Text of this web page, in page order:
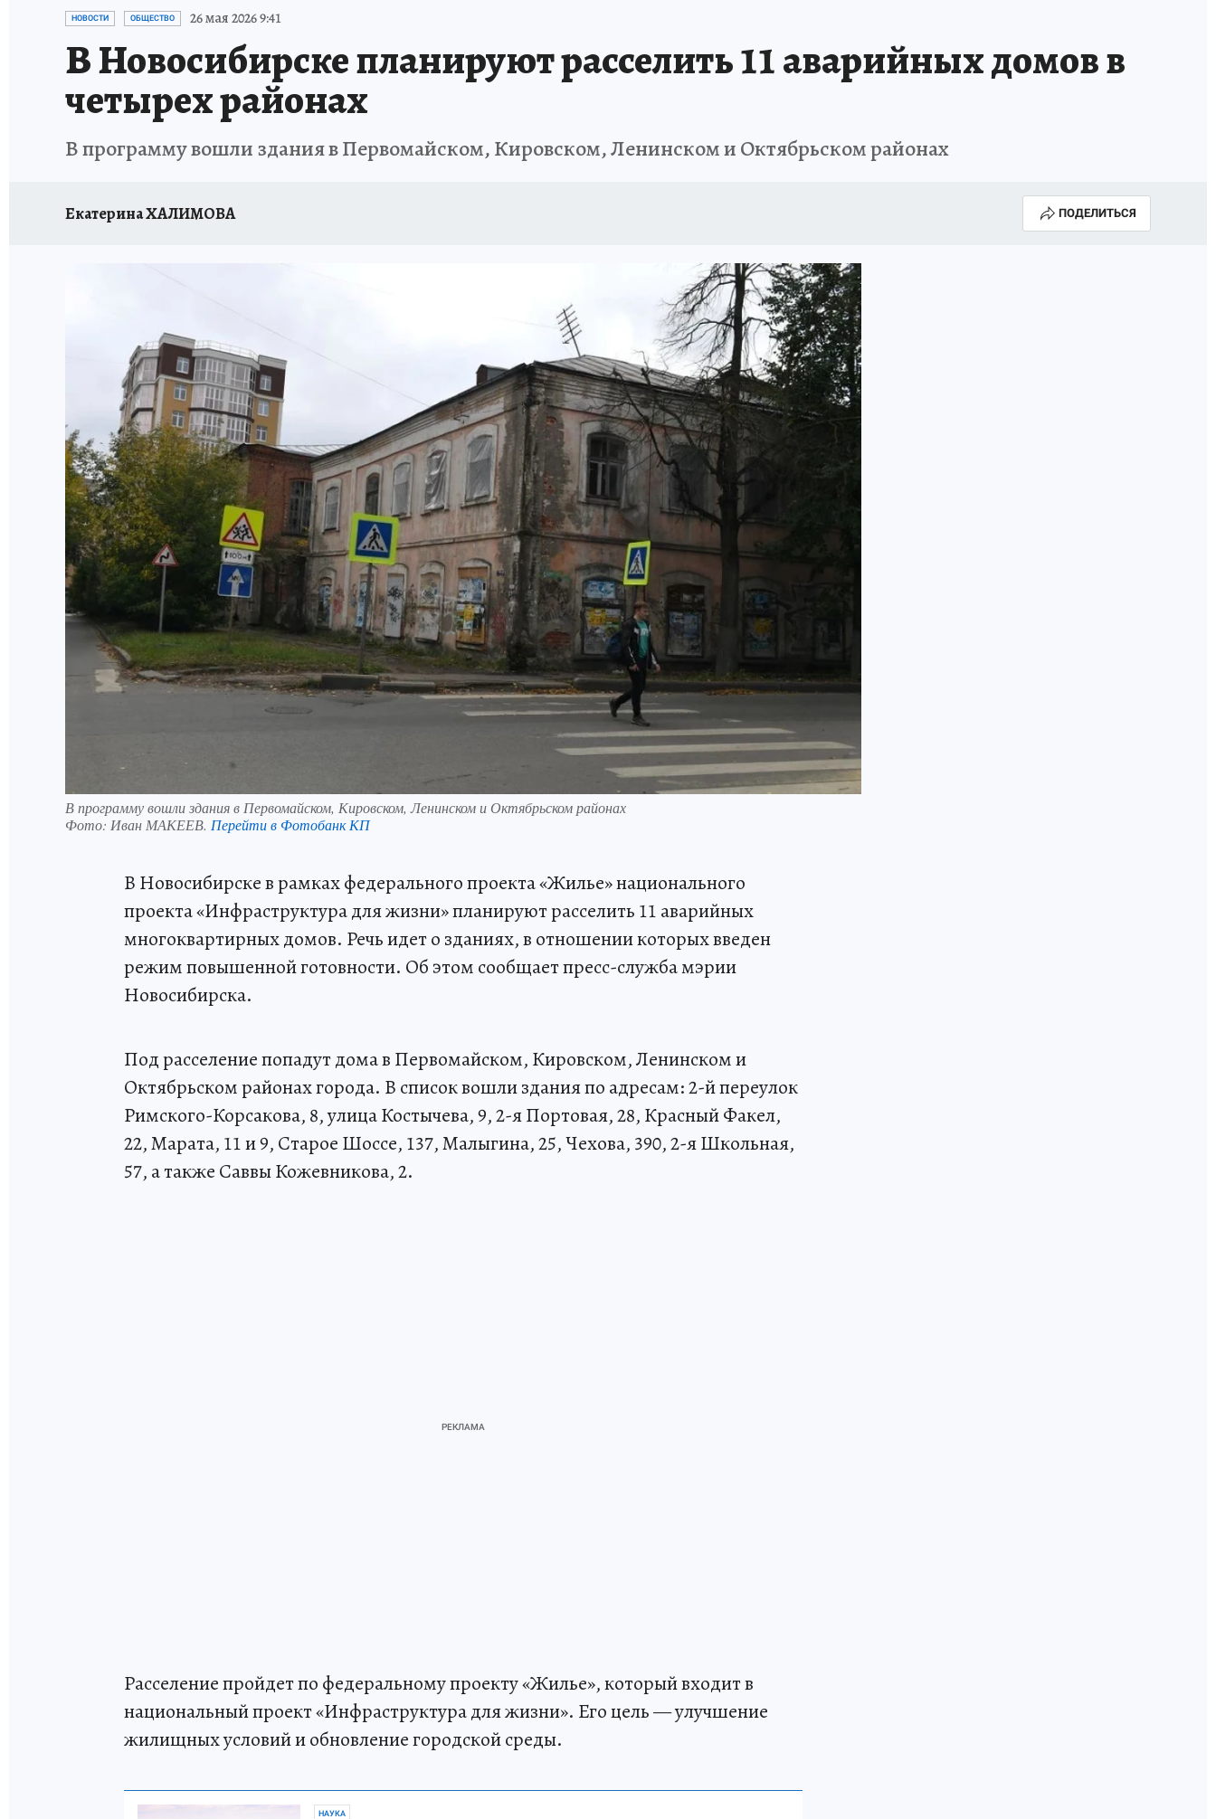
ОТДЫХ В РОССИИ ЗАПОВЕДНАЯ РОССИЯ
НОВОСТИ ОБЩЕСТВО 26 мая 2026 9:41
В Новосибирске планируют расселить 11 аварийных домов в
четырех районах
В программу вошли здания в Первомайском, Кировском, Ленинском и Октябрьском районах
Екатерина ХАЛИМОВА ПОДЕЛИТЬСЯ
В программу вошли здания в Первомайском, Кировском, Ленинском и Октябрьском районах
Фото: Иван МАКЕЕВ. Перейти в Фотобанк КП
В Новосибирске в рамках федерального проекта «Жилье» национального
проекта «Инфраструктура для жизни» планируют расселить 11 аварийных
многоквартирных домов. Речь идет о зданиях, в отношении которых введен
режим повышенной готовности. Об этом сообщает пресс-служба мэрии
Новосибирска.
Под расселение попадут дома в Первомайском, Кировском, Ленинском и
Октябрьском районах города. В список вошли здания по адресам: 2-й переулок
Римского-Корсакова, 8, улица Костычева, 9, 2-я Портовая, 28, Красный Факел,
22, Марата, 11 и 9, Старое Шоссе, 137, Малыгина, 25, Чехова, 390, 2-я Школьная,
57, а также Саввы Кожевникова, 2.
Расселение пройдет по федеральному проекту «Жилье», который входит в
национальный проект «Инфраструктура для жизни». Его цель — улучшение
жилищных условий и обновление городской среды.
НАУКА